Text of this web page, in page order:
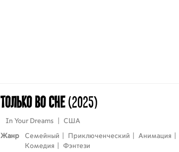
Только во сне(2025)
In Your Dreams США
Жанр Семейный Приключенческий Анимация
Комедия
Фэнтези